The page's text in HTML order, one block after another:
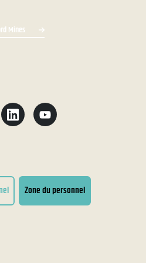
Mines
Zone du personnel